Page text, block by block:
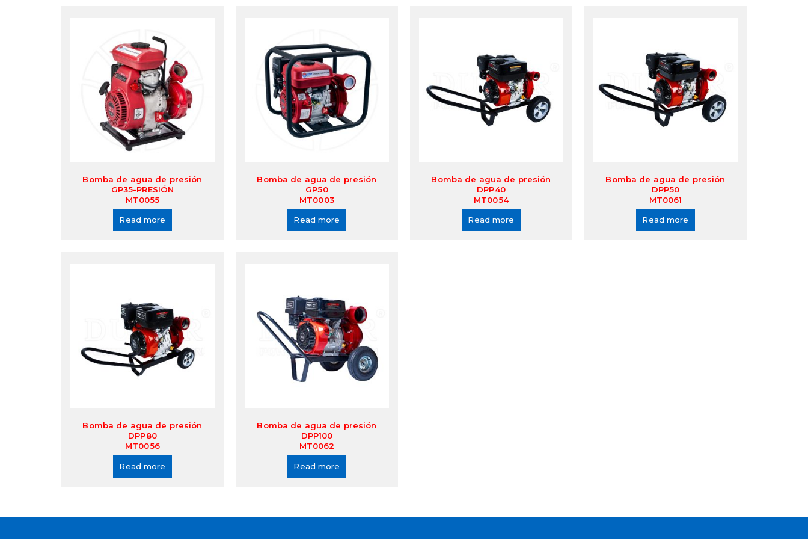
Bomba de agua de presión
GP35-PRESIÓN
MT0055
Read more
Bomba de agua de presión
GP50
MT0003
Read more
Bomba de agua de presión
DPP40
MT0054
Read more
Bomba de agua de presión
DPP50
MT0061
Read more
Bomba de agua de presión
DPP80
MT0056
Read more
Bomba de agua de presión
DPP100
MT0062
Read more